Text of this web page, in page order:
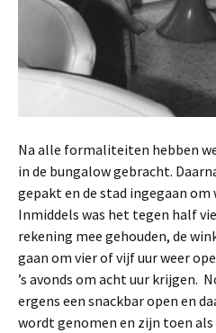
Na alle formaliteiten hebben
in de bungalow gebracht.
gepakt en de stad ingegaan
Inmiddels was het tegen half
rekening mee gehouden, de
gaan om vier of vijf uur weer
’s avonds om acht uur krijgen.
ergens een snackbar open en
wordt genomen en zijn toen als